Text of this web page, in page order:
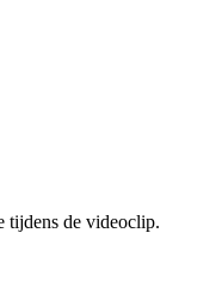
tijdens de videoclip.